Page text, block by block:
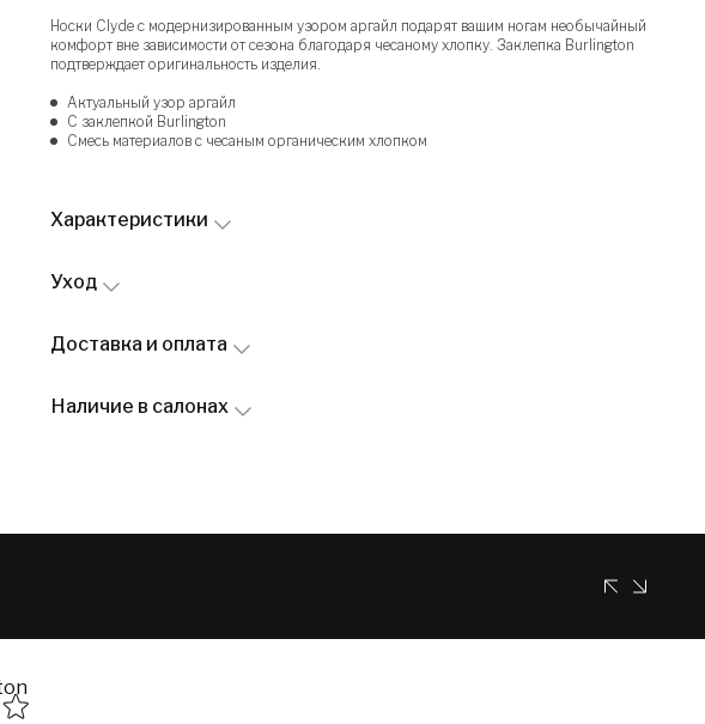
Носки Clyde с модернизированным узором аргайл подарят вашим ногам необычайный
комфорт вне зависимости от сезона благодаря чесаному хлопку. Заклепка Burlington
подтверждает оригинальность изделия.
Актуальный узор аргайл
С заклепкой Burlington
Смесь материалов с чесаным органическим хлопком
Характеристики
Уход
Доставка и оплата
Наличие в салонах